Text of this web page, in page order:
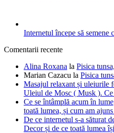
Internetul începe să semene
Comentarii recente
Alina Roxana la Pisica
Marian Cazacu la Pisica
Masajul relaxant și uleiurile
Uleiul de Mosc ( Musk ).
Ce se întâmplă acum în
toată lumea, și cum am
De ce internetul s-a săturat
Decor și de ce toată lumea